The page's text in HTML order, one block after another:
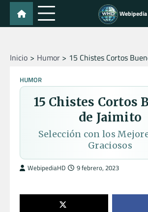
Skip
content
Webipedia
Inicio Humor 15 Chistes Cortos
HUMOR
15 Chistes Cortos
de Jaimito
Selección con los
Graciosos
WebipediaHD 9 febrero, 2023